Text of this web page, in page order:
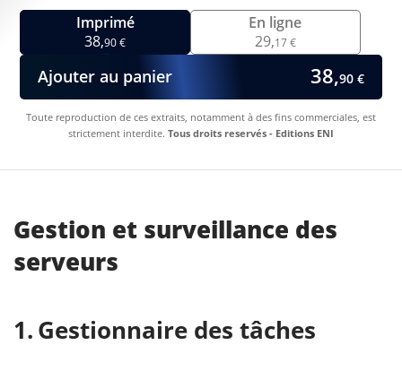
Imprimé
38,90 €
En ligne
29,17 €
Ajouter au panier 38,90 €
Toute reproduction de ces extraits, notamment à des fins commerciales, est
strictement interdite. Tous droits reservés - Editions ENI
Gestion et surveillance des
serveurs
Gestionnaire des tâches